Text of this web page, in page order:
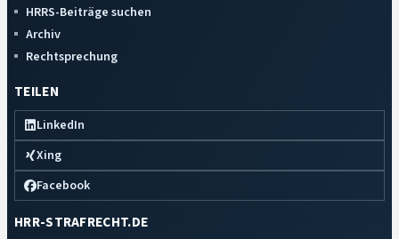
HRRS-Beiträge suchen
Archiv
Rechtsprechung
TEILEN
LinkedIn
Xing
Facebook
HRR-STRAFRECHT.DE